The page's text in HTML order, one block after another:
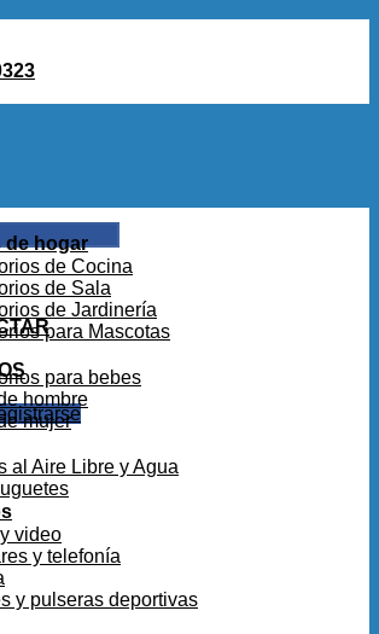
de hogar
de Cocina
de Sala
de Jardinería
para Mascotas
para bebes
hombre
mujer
al Aire Libre y Agua
video
y telefonía
y pulseras deportivas